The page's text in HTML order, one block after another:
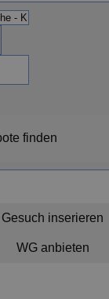
finden
Gesuch inserieren
WG anbieten